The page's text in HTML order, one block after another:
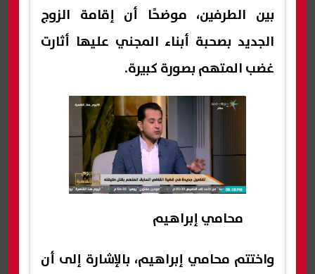
بين الطرفين، موضحًا أن إقامة الزوج
الجديد بصحبة أبناء المجني عليها أثارت
غضب المتهم بصورة كبيرة.
محامي إبراهيم
واختتم محامي إبراهيم، بالإشارة إلى أن